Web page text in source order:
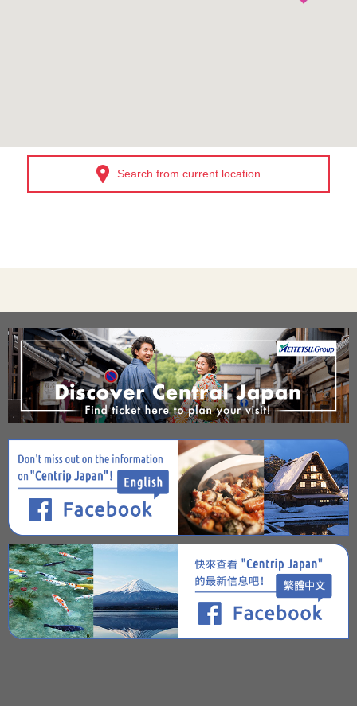
Search from current location